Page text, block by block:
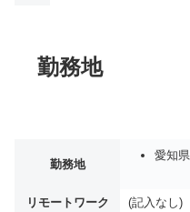
勤務地
勤務地
愛知県
リモートワーク
(記入なし)